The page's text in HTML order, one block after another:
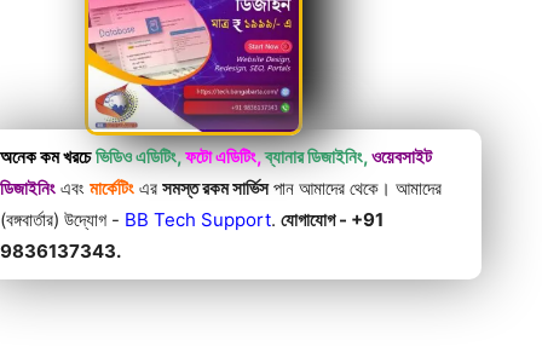
অনেক কম খরচে ভিডিও এডিটিং,ফটো এডিটিং,ব্যানার ডিজাইনিং,ওয়েবসাইট
ডিজাইনিং এবং মার্কেটিং এর সমস্ত রকম সার্ভিসপান আমাদের থেকে। আমাদের
(বঙ্গবার্তার) উদ্যোগ - BB Tech Support. যোগাযোগ - +91
9836137343.